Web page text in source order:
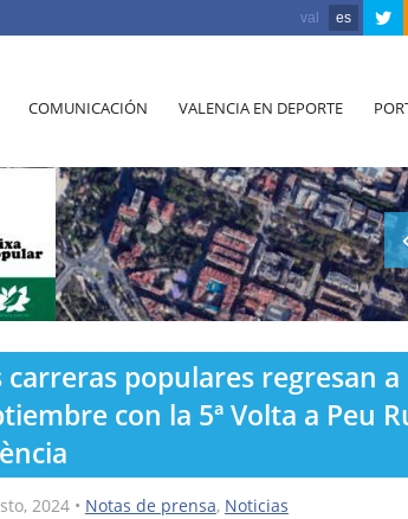
val es
COMUNICACIÓN VALENCIA EN DEPORTE
carreras populares regresan
con la 5ª Volta a Peu
2024• Notas de prensa, Noticias